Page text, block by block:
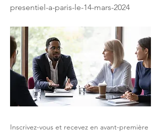
presentiel-a-paris-le-14-mars-2024
Inscrivez-vous et recevez en avant-première